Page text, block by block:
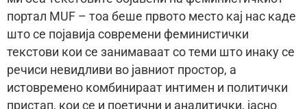
портал MUF – тоа беше првото место кај нас каде
што се појавија современи феминистички
текстови кои се занимаваат со теми што инаку се
речиси невидливи во јавниот простор, а
истовремено комбинираат интимен и политички
пристап, кои се и поетични и аналитички, јасно